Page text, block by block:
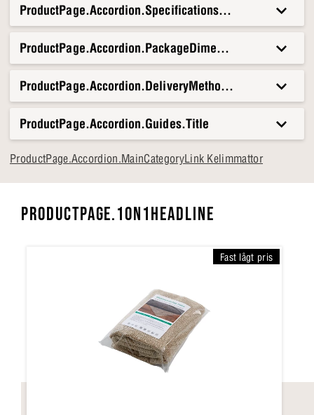
ProductPage.Accordion.Specifications.Title
ProductPage.Accordion.DeliveryMethods.Title
ProductPage.Accordion.Guides.Title
ProductPage.Accordion.MainCategoryLink Kelimmattor
PRODUCTPAGE.1ON1HEADLINE
Fast lågt pris